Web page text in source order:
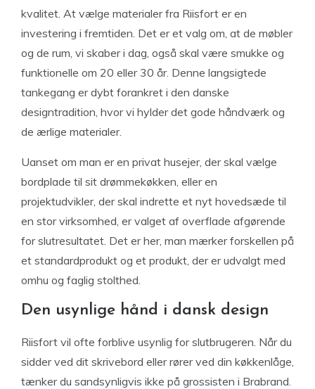
kvalitet. At vælge materialer fra Riisfort er en
investering i fremtiden. Det er et valg om, at de møbler
og de rum, vi skaber i dag, også skal være smukke og
funktionelle om 20 eller 30 år. Denne langsigtede
tankegang er dybt forankret i den danske
designtradition, hvor vi hylder det gode håndværk og
de ærlige materialer.
Uanset om man er en privat husejer, der skal vælge
bordplade til sit drømmekøkken, eller en
projektudvikler, der skal indrette et nyt hovedsæde til
en stor virksomhed, er valget af overflade afgørende
for slutresultatet. Det er her, man mærker forskellen på
et standardprodukt og et produkt, der er udvalgt med
omhu og faglig stolthed.
Den usynlige hånd i dansk design
Riisfort vil ofte forblive usynlig for slutbrugeren. Når du
sidder ved dit skrivebord eller rører ved din køkkenlåge,
tænker du sandsynligvis ikke på grossisten i Brabrand.